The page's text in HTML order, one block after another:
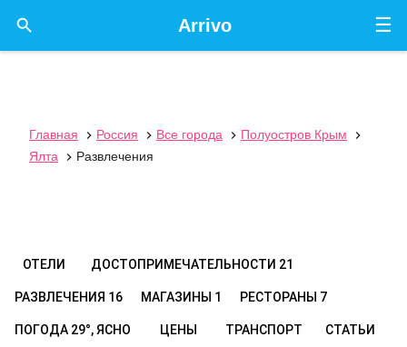
☰
Arrivo

Главная  Россия  Все города  Полуостров Крым

Ялта
 Развлечения
ОТЕЛИ ДОСТОПРИМЕЧАТЕЛЬНОСТИ 21
РАЗВЛЕЧЕНИЯ 16 МАГАЗИНЫ 1 РЕСТОРАНЫ 7
ПОГОДА 29°, ЯСНО ЦЕНЫ ТРАНСПОРТ СТАТЬИ